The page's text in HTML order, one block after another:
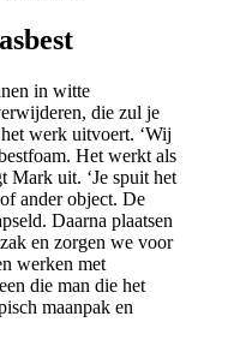
in witte
die zul je
werk uitvoert. ‘Wij
Het werkt als
Mark uit. ‘Je spuit het
ander object. De
Daarna plaatsen
en zorgen we voor
werken met
die man die het
maanpak en